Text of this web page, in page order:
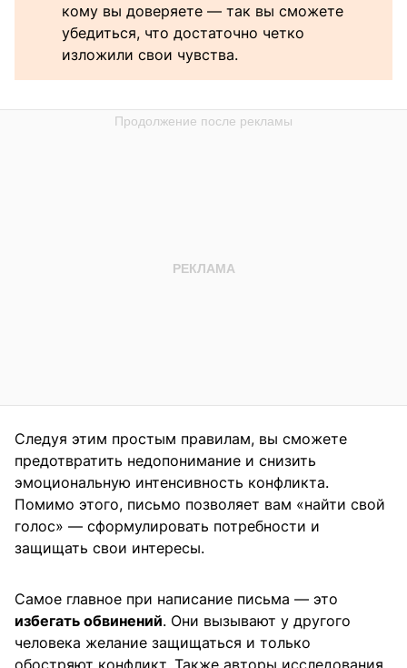
кому вы доверяете — так вы сможете
убедиться, что достаточно четко
изложили свои чувства.
Следуя этим простым правилам, вы сможете
предотвратить недопонимание и снизить
эмоциональную интенсивность конфликта.
Помимо этого, письмо позволяет вам «найти свой
голос» — сформулировать потребности и
защищать свои интересы.
Самое главное при написание письма — это
избегать обвинений. Они вызывают у другого
человека желание защищаться и только
обостряют конфликт. Также авторы исследования